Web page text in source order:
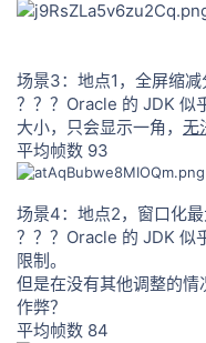
场景3：地点1，全屏缩
？？？Oracle 的 JDK 似
大小，只会显示一角， 无
平均帧数 93
场景4：地点2，窗口化
？？？Oracle 的 JDK 似
限制。
但是在没有其他调整的
作弊？
平均帧数 84